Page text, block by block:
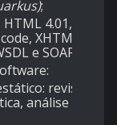
;
HTML 4.01,
XHTML
e SOAP.
revisão,
análise